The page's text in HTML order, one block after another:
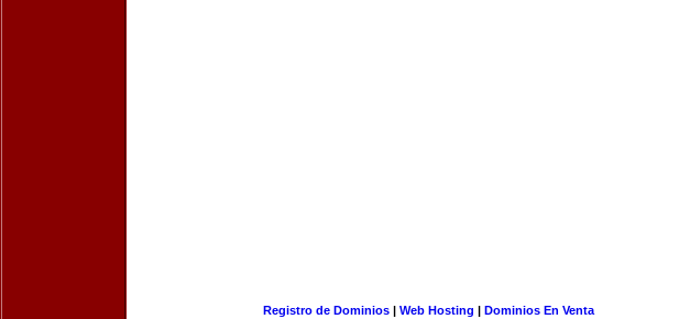
Registro de Dominios| Web Hosting | Dominios En Venta